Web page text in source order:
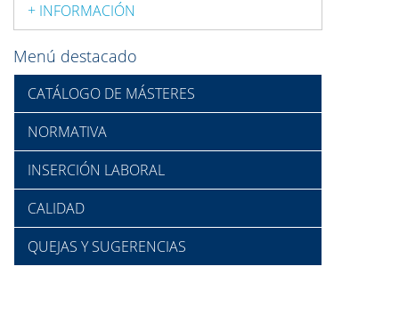
+ INFORMACIÓN
Menú destacado
CATÁLOGO DE MÁSTERES
NORMATIVA
INSERCIÓN LABORAL
CALIDAD
QUEJAS Y SUGERENCIAS